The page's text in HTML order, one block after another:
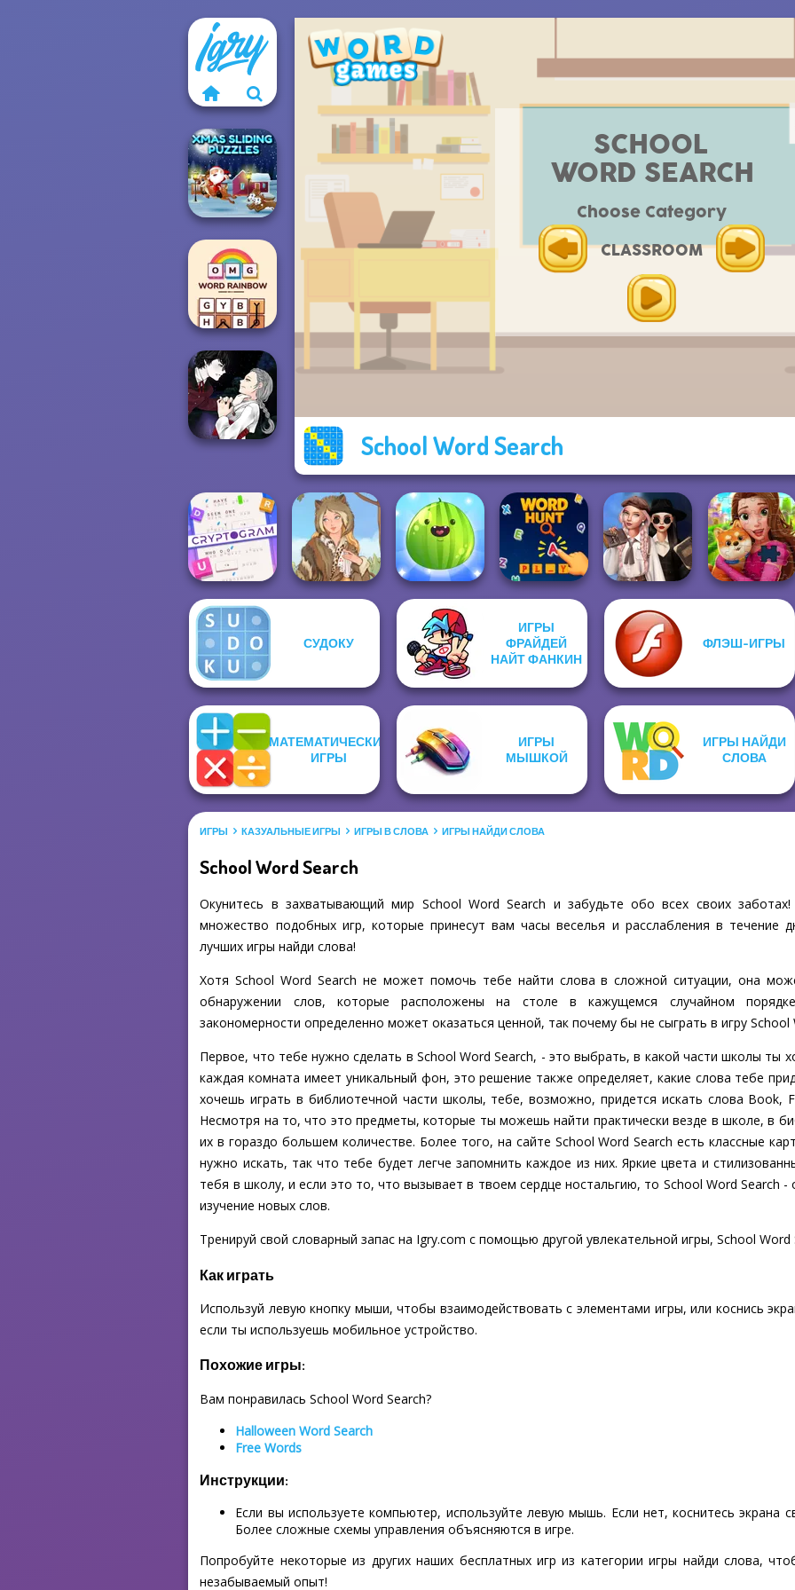
School Word Search
Xmas Sliding
Puzzles
OMG Word
Rainbow
Manga Creator
Vampire Hunter
P...
Cryptogram:
Word Brain
Puzzle
Put The Fruit
Together
Word Hunt
Wednesday's
Breakup
Handbook
СУДОКУ
ИГРЫ
ФРАЙДЕЙ
НАЙТ ФАНКИН
ФЛЭШ-ИГРЫ
МАТЕМАТИЧЕСКИЕ
ИГРЫ
ИГРЫ
МЫШКОЙ
ИГРЫ НАЙДИ
СЛОВА
ИГРЫ КАЗУАЛЬНЫЕ ИГРЫ ИГРЫ В СЛОВА ИГРЫ НАЙДИ СЛОВА
School Word Search
Окунитесь в захватывающий мир School Word Search и забудьте обо всех своих
множество подобных игр, которые принесут вам часы веселья и расслабления в течение
лучших игры найди слова!
Хотя School Word Search не может помочь тебе найти слова в сложной ситуации, она
обнаружении слов, которые расположены на столе в кажущемся случайном
закономерности определенно может оказаться ценной, так почему бы не сыграть в игру School
Первое, что тебе нужно сделать в School Word Search, - это выбрать, в какой части школы ты
каждая комната имеет уникальный фон, это решение также определяет, какие слова тебе
хочешь играть в библиотечной части школы, тебе, возможно, придется искать слова Book,
Несмотря на то, что это предметы, которые ты можешь найти практически везде в школе, в
их в гораздо большем количестве. Более того, на сайте School Word Search есть классные
нужно искать, так что тебе будет легче запомнить каждое из них. Яркие цвета и
тебя в школу, и если это то, что вызывает в твоем сердце ностальгию, то School Word Search
изучение новых слов.
Тренируй свой словарный запас на Igry.com с помощью другой увлекательной игры, School Word
Как играть
Используй левую кнопку мыши, чтобы взаимодействовать с элементами игры, или коснись
если ты используешь мобильное устройство.
Похожие игры:
Вам понравилась School Word Search?
Halloween Word Search
Free Words
Инструкции:
Если вы используете компьютер, используйте левую мышь. Если нет, коснитесь экрана
Более сложные схемы управления объясняются в игре.
Попробуйте некоторые из других наших бесплатных игр из категории игры найди слова,
незабываемый опыт!